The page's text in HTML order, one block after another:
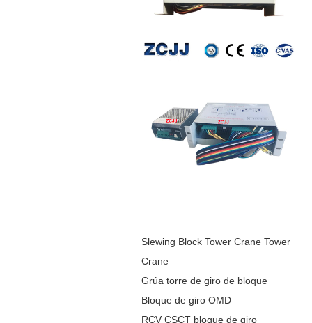
Slewing Block Tower Crane Tower
Crane
Grúa torre de giro de bloque
Bloque de giro OMD
RCV CSCT bloque de giro